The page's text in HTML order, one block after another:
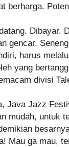
berharga.
Dibayar.
gencar.
harus
yang
divisi
Java Jazz
mudah, untuk
Mau ga mau,